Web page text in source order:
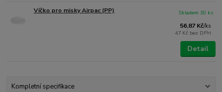
Víčko pro misky Airpac (PP)
56,87 Kč/ks
47 Kč bez DPH
Skladem 30 ks
Detail
Kompletní specifikace